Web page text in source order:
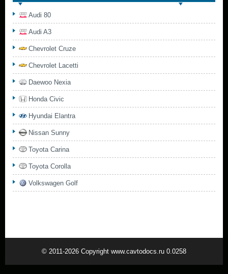
Audi 80
Audi A3
Chevrolet Cruze
Chevrolet Lacetti
Daewoo Nexia
Honda Civic
Hyundai Elantra
Nissan Sunny
Toyota Carina
Toyota Corolla
Volkswagen Golf
© 2011-2026 Copyright www.cavtodocs.ru 0.0258